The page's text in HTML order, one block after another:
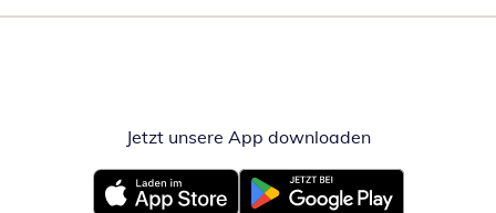
Jetzt unsere App downloadenÖffnet in